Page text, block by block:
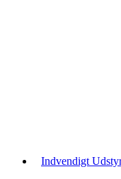
Indvendigt